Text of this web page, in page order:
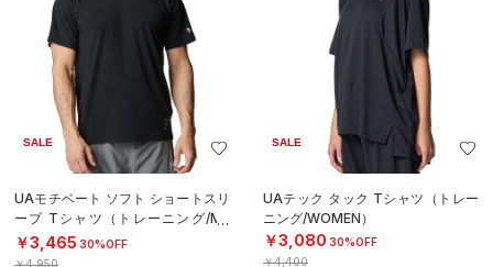
SALE
UAモチベート ソフト ショートスリ
ーブ Tシャツ（トレーニング/ME
N）
￥3,465 30%OFF
￥4,950
SALE
UAテック タック Tシャツ（トレー
ニング/WOMEN）
￥3,080 30%OFF
￥4,400